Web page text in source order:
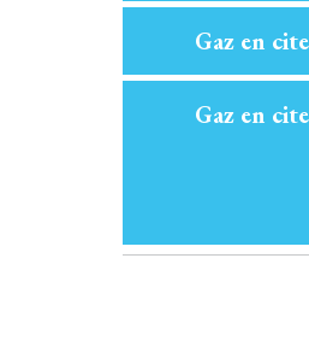
Gaz en
Gaz en